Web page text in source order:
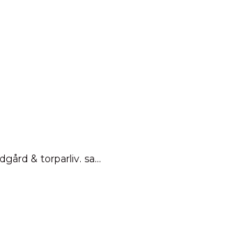
& torparliv. sa…